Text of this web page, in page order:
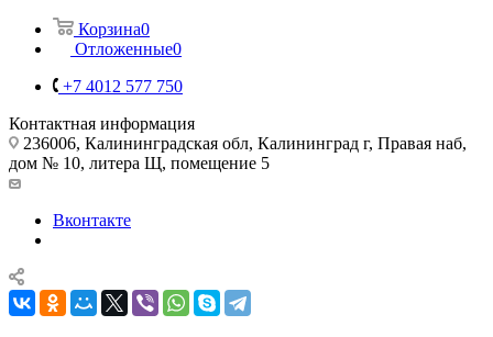
Корзина0
Отложенные0
+7 4012 577 750
Контактная информация
236006, Калининградская обл, Калининград г, Правая наб,
дом № 10, литера Щ, помещение 5
Вконтакте